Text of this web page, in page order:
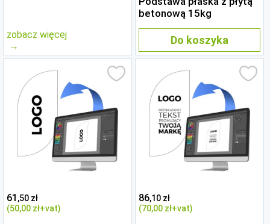
zobacz więcej
betonową 15kg
Do koszyka
61 ,50 zł
(50,00 zł+vat)
86,10 zł
(70,00 zł+vat)